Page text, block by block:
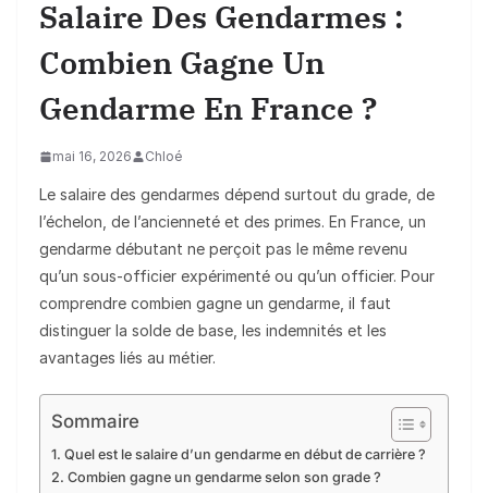
Salaire Des Gendarmes :
Combien Gagne Un
Gendarme En France ?
mai 16, 2026 Chloé
Le salaire des gendarmes dépend surtout du grade, de
l’échelon, de l’ancienneté et des primes. En France, un
gendarme débutant ne perçoit pas le même revenu
qu’un sous-officier expérimenté ou qu’un officier. Pour
comprendre combien gagne un gendarme, il faut
distinguer la solde de base, les indemnités et les
avantages liés au métier.
Sommaire
Quel est le salaire d’un gendarme en début de carrière ?
Combien gagne un gendarme selon son grade ?